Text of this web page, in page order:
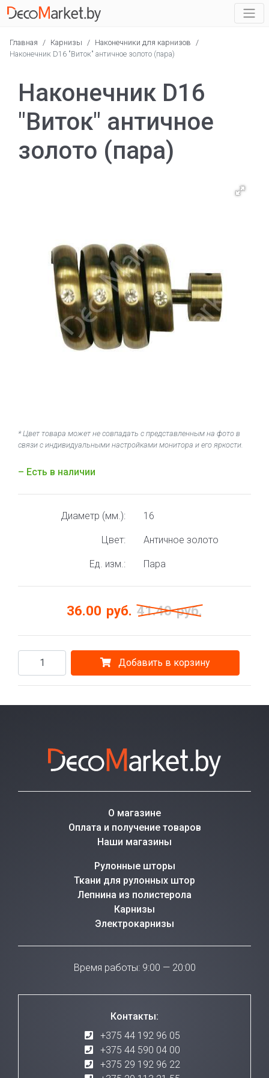
Главная / Карнизы / Наконечники для карнизов /
Наконечник D16 "Виток" античное золото (пара)
Наконечник D16
"Виток" античное
золото (пара)
* Цвет товара может не совпадать с представленным на фото в
связи с индивидуальными настройками монитора и его яркости.
– Есть в наличии
Диаметр (мм.): 16
Цвет: Античное золото
Ед. изм.: Пара
36.00 руб. 41.40 руб.
Добавить в корзину
О магазине
Оплата и получение товаров
Наши магазины
Рулонные шторы
Ткани для рулонных штор
Лепнина из полистерола
Карнизы
Электрокарнизы
Время работы: 9:00 — 20:00
Контакты:
+375 44 192 96 05
+375 44 590 04 00
+375 29 192 96 22